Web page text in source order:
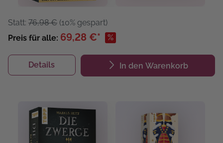
Statt: 76,98 € (10% gespart)
Preis für alle: 69,28 €* %
Details In den Warenkorb